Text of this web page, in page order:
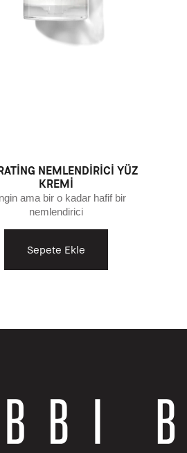
NEMLENDIRICI YÜZ
KREMI
ama bir o kadar hafif bir
nemlendirici
Sepete Ekle